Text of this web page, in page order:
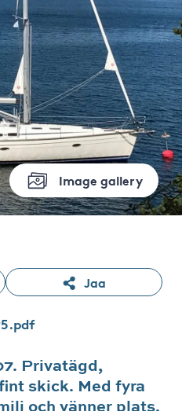
Image gallery
Jaa
Privatägd,
skick. Med fyra
och vänner plats.